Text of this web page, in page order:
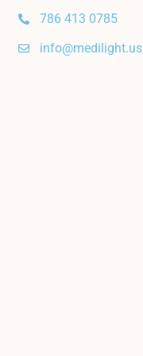
786 413 0785
info@medilight.us